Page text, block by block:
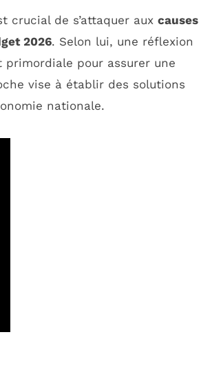
crucial de s’attaquer aux causes
2026. Selon lui, une réflexion
primordiale pour assurer une
vise à établir des solutions
nationale.